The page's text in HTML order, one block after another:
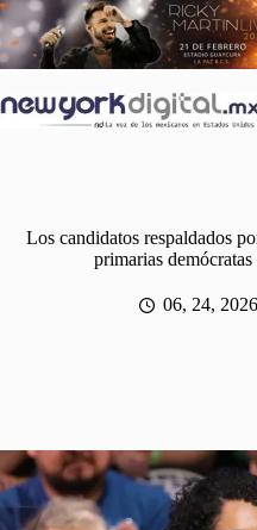
Saltar
al
contenido
Los candidatos respaldados
primarias
06, 24, 2026